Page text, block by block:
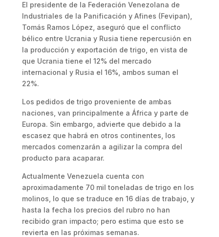
El presidente de la Federación Venezolana de
Industriales de la Panificación y Afines (Fevipan),
Tomás Ramos López, aseguró que el conflicto
bélico entre Ucrania y Rusia tiene repercusión en
la producción y exportación de trigo, en vista de
que Ucrania tiene el 12% del mercado
internacional y Rusia el 16%, ambos suman el
22%.
Los pedidos de trigo proveniente de ambas
naciones, van principalmente a África y parte de
Europa. Sin embargo, advierte que debido a la
escasez que habrá en otros continentes, los
mercados comenzarán a agilizar la compra del
producto para acaparar.
Actualmente Venezuela cuenta con
aproximadamente 70 mil toneladas de trigo en los
molinos, lo que se traduce en 16 días de trabajo, y
hasta la fecha los precios del rubro no han
recibido gran impacto; pero estima que esto se
revierta en las próximas semanas.